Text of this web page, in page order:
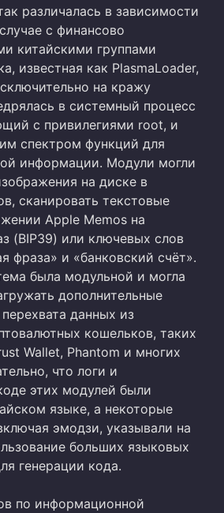
различалась в зависимости
с финансово
китайскими группами
известная как PlasmaLoader,
на кражу
в системный процесс
с привилегиями root, и
спектром функций для
информации. Модули могли
на диске в
сканировать текстовые
Apple Memos на
(BIP39) или ключевых слов
фраза» и «банковский счёт».
была модульной и могла
дополнительные
данных из
кошельков, таких
Wallet, Phantom и многих
что логи и
этих модулей были
языке, а некоторые
эмодзи, указывали на
больших языковых
генерации кода.
по информационной